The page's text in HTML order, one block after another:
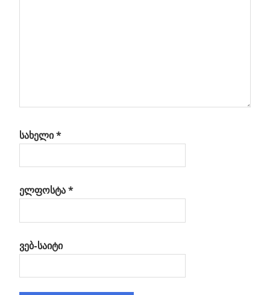
სახელი*
ელფოსტა*
ვებ-საიტი